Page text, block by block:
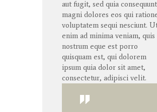
aut fugit, sed quia
magni dolores eos qui
voluptatem sequi nesciunt.
enim ad minima veniam, quis
nostrum eque est porro
quisquam est, qui dolorem
ipsum quia dolor sit amet,
consectetur, adipisci velit.